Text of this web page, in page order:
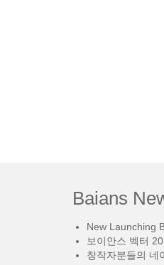
Baians
New Launching
보이안스 벡터
창작자분들의 네